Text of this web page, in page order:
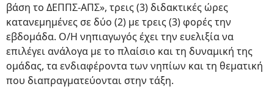
βάση το ΔΕΠΠΣ-ΑΠΣ», τρεις (3) διδακτικές ώρες
κατανεμημένες σε δύο (2) με τρεις (3) φορές την
εβδομάδα. Ο/Η νηπιαγωγός έχει την ευελιξία να
επιλέγει ανάλογα με το πλαίσιο και τη δυναμική της
ομάδας, τα ενδιαφέροντα των νηπίων και τη θεματική
που διαπραγματεύονται στην τάξη.